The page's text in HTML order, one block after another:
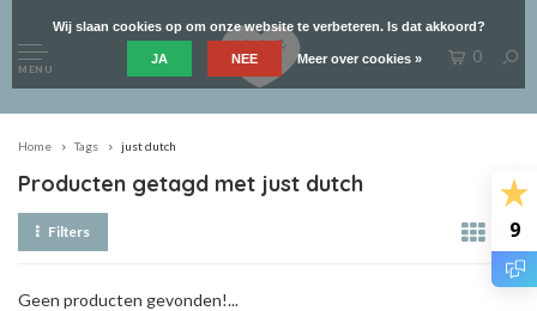
9
MENU
0
Home Tags just dutch
Producten getagd met just dutch
Filters
Geen producten gevonden!...
Wij slaan cookies op om onze website te verbeteren. Is dat akkoord?
JA NEE Meer over cookies »